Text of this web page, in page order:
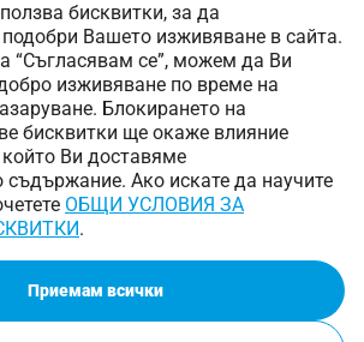
бисквитки, за да
Вашето изживяване в сайта.
“Съгласявам се”, можем да Ви
изживяване по време на
Блокирането на
бисквитки ще окаже влияние
Ви доставяме
съдържание. Ако искате да научите
ОБЩИ УСЛОВИЯ ЗА
.
Приемам всички
Дрогерие ЕООД. Всички права